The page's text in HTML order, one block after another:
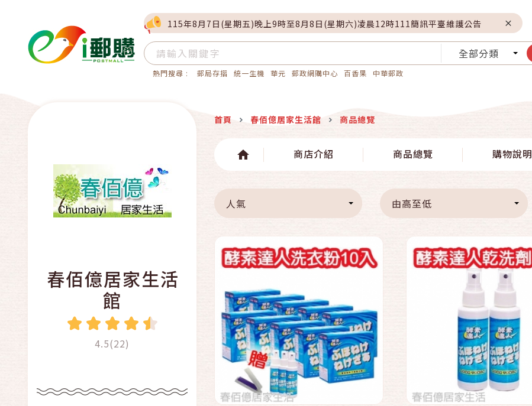
115年8月7日(星期五)晚上9時至8月8日(星期六)凌晨12時111簡訊平臺維護公告
全部分類
熱門搜尋 : 郵局存摺 統一生機 華元 郵政網購中心 百香果 中華郵政
春佰億居家生活
館
4.5(22)
首頁 春佰億居家生活館 商品總覽
商店介紹 商品總覽 購物說明
人氣 由高至低
快速結帳 快速結帳